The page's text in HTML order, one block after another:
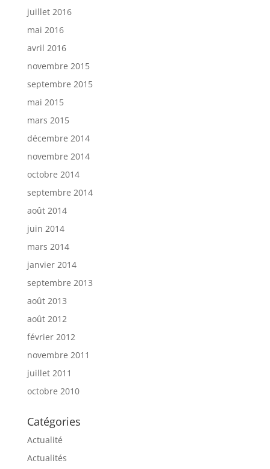
juillet 2016
mai 2016
avril 2016
novembre 2015
septembre 2015
mai 2015
mars 2015
décembre 2014
novembre 2014
octobre 2014
septembre 2014
août 2014
juin 2014
mars 2014
janvier 2014
septembre 2013
août 2013
août 2012
février 2012
novembre 2011
juillet 2011
octobre 2010
Catégories
Actualité
Actualités